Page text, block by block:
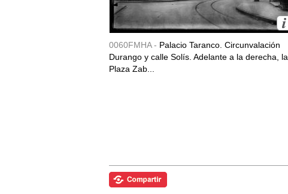
0060FMHA - Palacio Taranco. Circunvalación
Durango y calle Solís. Adelante a la derecha, la
Plaza Zab...